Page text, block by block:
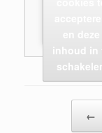
inhoud in
←